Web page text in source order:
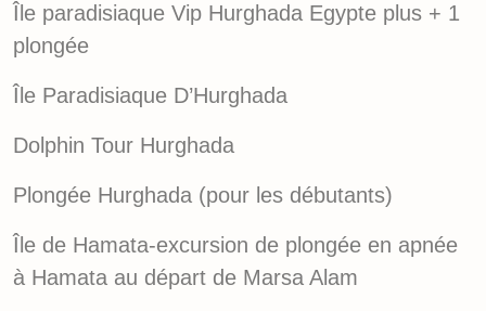
Île paradisiaque Vip Hurghada Egypte plus + 1
plongée
Île Paradisiaque D’Hurghada
Dolphin Tour Hurghada
Plongée Hurghada (pour les débutants)
Île de Hamata-excursion de plongée en apnée
à Hamata au départ de Marsa Alam